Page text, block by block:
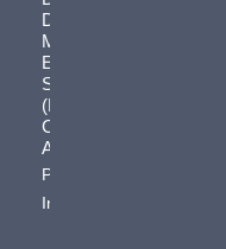
Durs
Meurent
En
Silence
(et Vos
Cryptos
Avec)
Property
Info